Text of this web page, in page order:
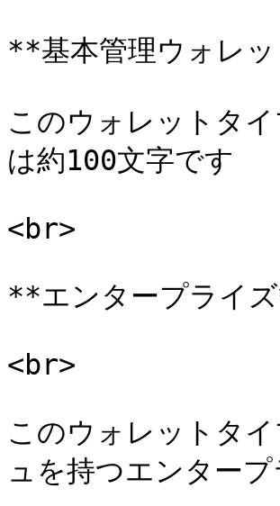
**基本管理ウォレ
このウォレットタ
は約100文字です
<br>
**エンタープライ
<br>
このウォレットタ
ュを持つエンター